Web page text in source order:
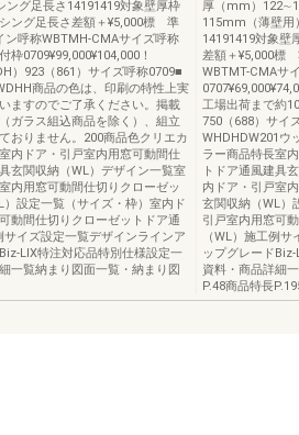
グ足長さ14191419対象壁厚枠
ング足長さ差額＋¥5,000標 準
呼称WBTMH-CMAサイズ呼称
枠0709¥99,000¥104,000！
）923（861）サイズ呼称0709■
商品の色は、印刷の特性上実
ますのでご了承ください。掲載
ガラス組込商品を除く）、組立
おりません。200商品色クリエカ
内ドア・引戸室内用窓可動間仕
玄関収納（WL）デザイン一覧室
内用窓可動間仕切りクローゼッ
）設定一覧（サイズ・枠）室内ド
動間仕切りクローゼットドア通
イズ設定一覧デザインラインア
LIX特注対応品特別仕様設定一
一覧納まり図面一覧・納まり図
厚（mm）
115mm（薄壁用
14191419対象壁
差額＋¥5,000標
WBTMT-CMAサ
工場出荷まで約
750（688）サイ
WHDHDW201ウ
ラー商品特長室
トドア通風建具
内ドア・引戸室
玄関収納（WL）
引戸室内用窓可
（WL）施工例
ップグレード
資料・商品詳細
P.48商品特長